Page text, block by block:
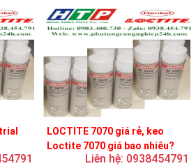
LOCTITE 7070 giá rẻ, keo
Loctite 7070 giá bao nhiêu?
Liên hệ: 0938454791